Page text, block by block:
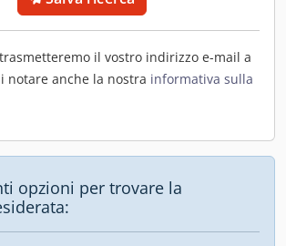
il vostro indirizzo e-mail a
notare anche la nostra informativa sulla
opzioni per trovare la